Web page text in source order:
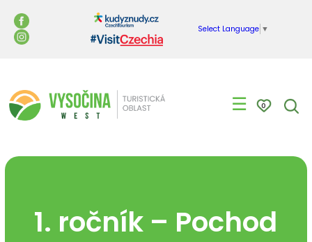
Select Language ▼
☰ 0
1. ročník – Pochod